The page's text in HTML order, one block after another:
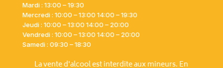
Mardi : 13:00 – 19:30
Mercredi : 10:00 – 13:00 14:00 – 19:30
Jeudi : 10:00 – 13:00 14:00 – 20:00
Vendredi : 10:00 – 13:00 14:00 – 20:00
Samedi : 09:30 – 18:30
La vente d'alcool est interdite aux mineurs. En